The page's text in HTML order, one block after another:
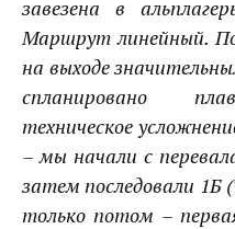
завезена в
Маршрут линейный.
на выходе
спланировано
техническое
– мы начали с
затем последовали 1Б (
только потом –